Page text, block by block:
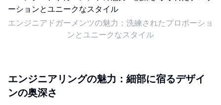
エンジニアドガーメンツの魅力：洗練されたプロポーショ
ンとユニークなスタイル
エンジニアリングの魅力：細部に宿るデザイ
ンの奥深さ